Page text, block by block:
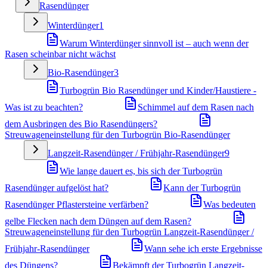
Rasendünger
Winterdünger1
Warum Winterdünger sinnvoll ist – auch wenn der
Rasen scheinbar nicht wächst
Bio-Rasendünger3
Turbogrün Bio Rasendünger und Kinder/Haustiere -
Was ist zu beachten?
Schimmel auf dem Rasen nach
dem Ausbringen des Bio Rasendüngers?
Streuwageneinstellung für den Turbogrün Bio-Rasendünger
Langzeit-Rasendünger / Frühjahr-Rasendünger9
Wie lange dauert es, bis sich der Turbogrün
Rasendünger aufgelöst hat?
Kann der Turbogrün
Rasendünger Pflastersteine verfärben?
Was bedeuten
gelbe Flecken nach dem Düngen auf dem Rasen?
Streuwageneinstellung für den Turbogrün Langzeit-Rasendünger /
Frühjahr-Rasendünger
Wann sehe ich erste Ergebnisse
des Düngens?
Bekämpft der Turbogrün Langzeit-